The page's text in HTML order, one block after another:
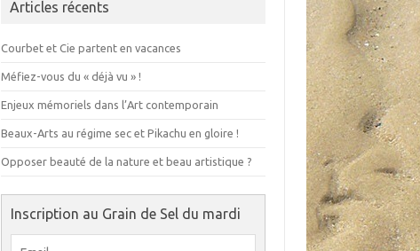
Articles récents
Courbet et Cie partent en vacances
Méfiez-vous du « déjà vu » !
Enjeux mémoriels dans l’Art contemporain
Beaux-Arts au régime sec et Pikachu en gloire !
Opposer beauté de la nature et beau artistique ?
Inscription au Grain de Sel du mardi